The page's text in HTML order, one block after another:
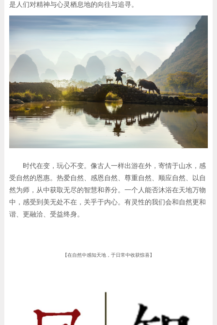
是人们对精神与心灵栖息地的向往与追寻。
时代在变，玩心不变。像古人一样出游在外，寄情于山水，感
受自然的恩惠。热爱自然、感恩自然、尊重自然、顺应自然、以自
然为师，从中获取无尽的智慧和养分。一个人能否沐浴在天地万物
中，感受到美无处不在，关乎于内心。有灵性的我们会和自然更和
谐、更融洽、受益终身。
【在自然中感知天地，于日常中收获惊喜】